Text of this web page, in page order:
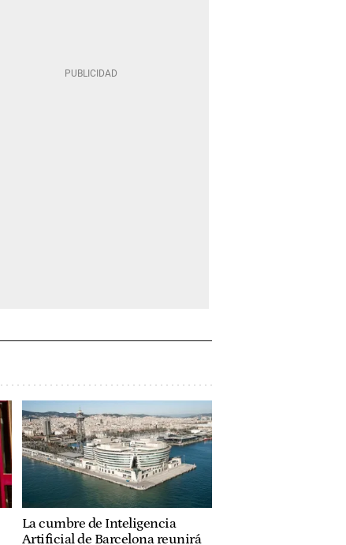
La cumbre de Inteligencia
Artificial de Barcelona reunirá